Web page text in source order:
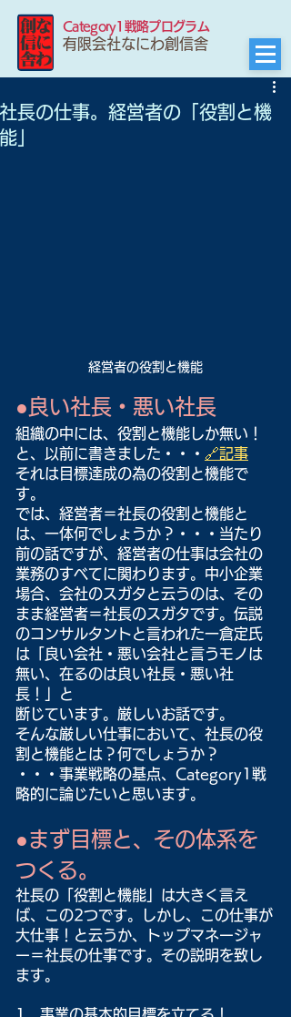
Category1戦略プログラム
有限会社なにわ創信舎
社長の仕事。経営者の「役割と機
能」
経営者の役割と機能
●良い社長・悪い社長
組織の中には、役割と機能しか無い！
と、以前に書きました・・・ 🔗記事
それは目標達成の為の役割と機能で
す。
では、経営者＝社長の役割と機能と
は、一体何でしょうか？・・・当たり
前の話ですが、経営者の仕事は会社の
業務のすべてに関わります。中小企業
場合、会社のスガタと云うのは、その
まま経営者＝社長のスガタです。伝説
のコンサルタントと言われた一倉定氏
は「良い会社・悪い会社と言うモノは
無い、在るのは良い社長・悪い社
長！」と
断じています。厳しいお話です。
そんな厳しい仕事において、社長の役
割と機能とは？何でしょうか？
・・・事業戦略の基点、Category1戦
略的に論じたいと思います。
●まず目標と、その体系を
つくる。
社長の「役割と機能」は大きく言え
ば、この2つです。しかし、この仕事が
大仕事！と云うか、トップマネージャ
ー＝社長の仕事です。その説明を致し
ます。